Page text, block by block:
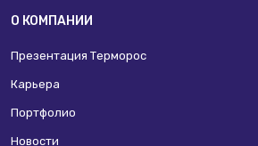
О КОМПАНИИ
Презентация Терморос
Карьера
Портфолио
Новости